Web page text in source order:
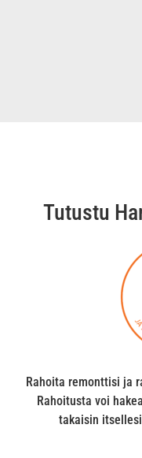
Tutustu
Rahoita remonttisi ja
Rahoitusta voi
takaisin